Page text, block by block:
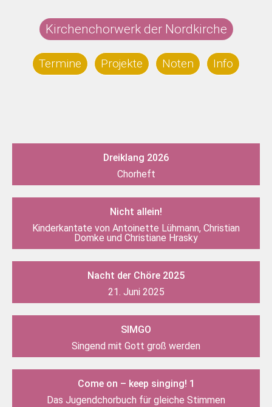
Kirchenchorwerk der Nordkirche
Termine Projekte Noten Info
Dreiklang 2026
Chorheft
Nicht allein!
Kinderkantate von Antoinette Lühmann, Christian
Domke und Christiane Hrasky
Nacht der Chöre 2025
21. Juni 2025
SIMGO
Singend mit Gott groß werden
Come on – keep singing! 1
Das Jugendchorbuch für gleiche Stimmen